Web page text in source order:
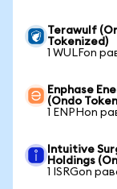
Terawulf
Tokenized)
1 WULFon
Enphase
(Ondo
1 ENPHon
Intuitive
Holdings
1 ISRGon